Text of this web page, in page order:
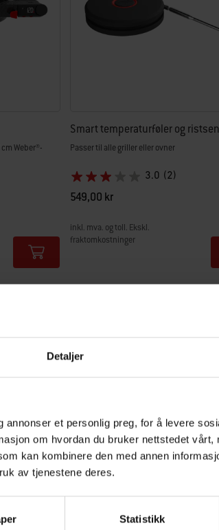
Detaljer
et personlig preg, for å levere
om hvordan du bruker nettstedet vårt,
kan kombinere den med annen
av tjenestene deres.
Statistikk
Weber®-
Smart temperaturføler og
Passer til alle griller eller ovner
3.0 (2)
549,00 kr
inkl. mva. og toll. Ekskl.
fraktomkostninger